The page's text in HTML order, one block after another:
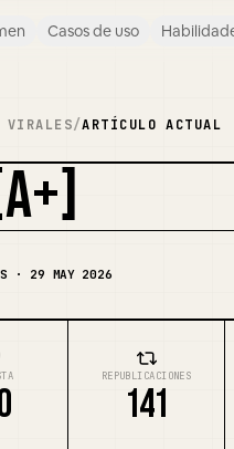
Casos de uso
VIRALES/ARTÍCULO ACTUAL
· 29 MAY 2026
REPUBLICACIONES
141